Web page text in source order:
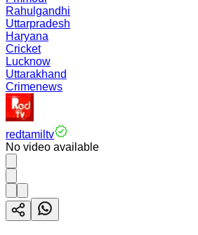
Rahulgandhi
Uttarpradesh
Haryana
Cricket
Lucknow
Uttarakhand
Crimenews
redtamiltv
No video available